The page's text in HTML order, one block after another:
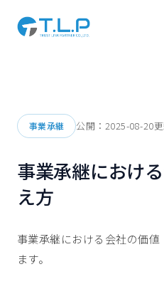
事業承継 公開： 2025-08-20
事業承継におけ
え方
事業承継における会社の価
ます。